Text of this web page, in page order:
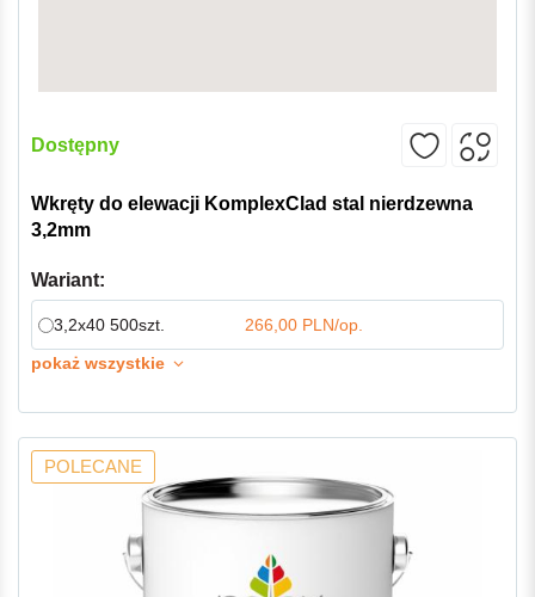
Dostępny
Wkręty do elewacji KomplexClad stal nierdzewna
3,2mm
Wariant:
3,2x40 500szt.
266,00 PLN/op.
pokaż wszystkie
POLECANE